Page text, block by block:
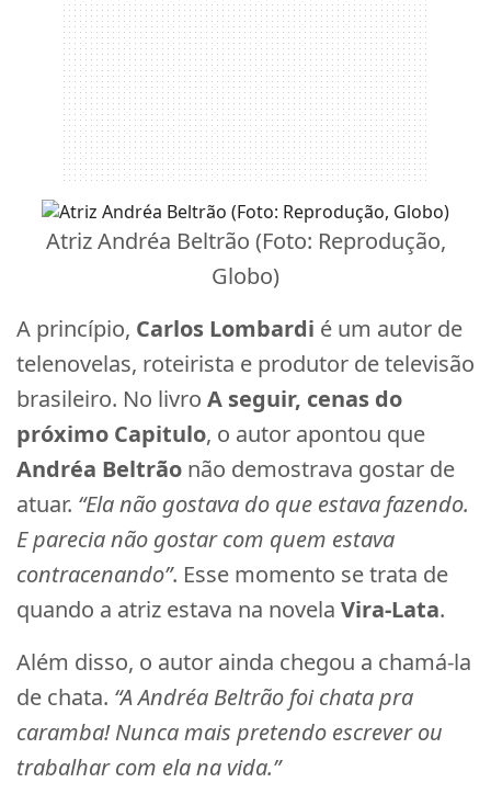
Atriz Andréa Beltrão (Foto: Reprodução,
Globo)
A princípio, Carlos Lombardi é um autor de
telenovelas, roteirista e produtor de televisão
brasileiro. No livro A seguir, cenas do
próximo Capitulo, o autor apontou que
Andréa Beltrão não demostrava gostar de
atuar. “Ela não gostava do que estava fazendo.
E parecia não gostar com quem estava
contracenando”. Esse momento se trata de
quando a atriz estava na novela Vira-Lata.
Além disso, o autor ainda chegou a chamá-la
de chata. “A Andréa Beltrão foi chata pra
caramba! Nunca mais pretendo escrever ou
trabalhar com ela na vida.”